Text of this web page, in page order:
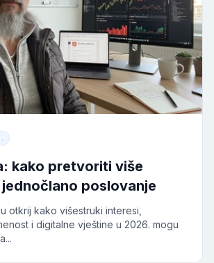
kako pretvoriti više
poslovanje
otkrij kako višestruki interesi,
i digitalne vještine u 2026. mogu